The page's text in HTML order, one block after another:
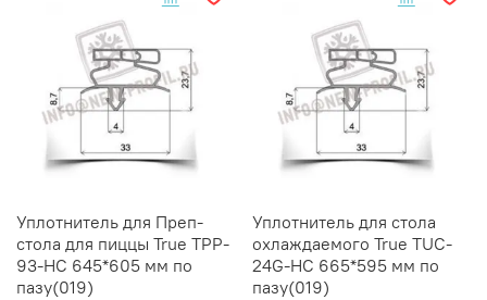
Уплотнитель для Преп-
стола для пиццы True TPP-
93-HC 645*605 мм по
пазу(019)
Уплотнитель для стола
охлаждаемого True TUC-
24G-HC 665*595 мм по
пазу(019)